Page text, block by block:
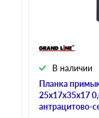
Планка
25х17х35х17
антрацитово-
В наличии